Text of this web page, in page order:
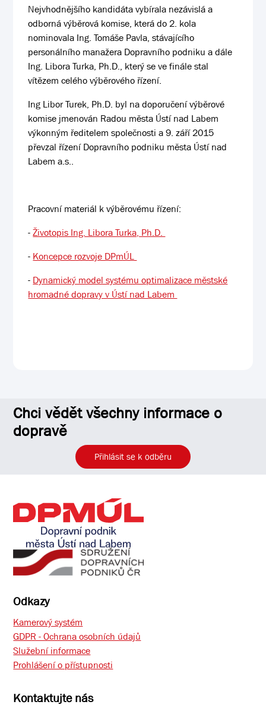
Nejvhodnějšího kandidáta vybírala nezávislá a
odborná výběrová komise, která do 2. kola
nominovala Ing. Tomáše Pavla, stávajícího
personálního manažera Dopravního podniku a dále
Ing. Libora Turka, Ph.D., který se ve finále stal
vítězem celého výběrového řízení.
Ing Libor Turek, Ph.D. byl na doporučení výběrové
komise jmenován Radou města Ústí nad Labem
výkonným ředitelem společnosti a 9. září 2015
převzal řízení Dopravního podniku města Ústí nad
Labem a.s..
Pracovní materiál k výběrovému řízení:
-Životopis Ing. Libora Turka, Ph.D.
- Koncepce rozvoje DPmÚL
- Dynamický model systému optimalizace městské
hromadné dopravy v Ústí nad Labem
Chci vědět všechny informace o
dopravě
Přihlásit se k odběru
Odkazy
Kamerový systém
GDPR - Ochrana osobních údajů
Služební informace
Prohlášení o přístupnosti
Kontaktujte nás